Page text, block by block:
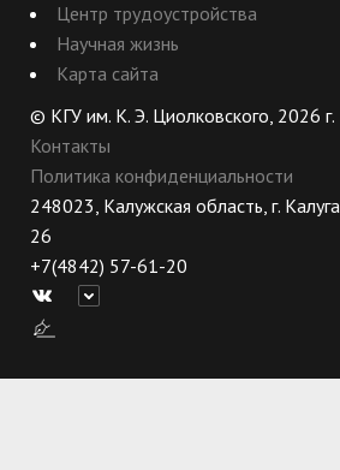
Центр трудоустройства
Научная жизнь
Карта сайта
© КГУ им. К. Э. Циолковского, 2026 г.
Контакты
Политика конфиденциальности
248023, Калужская область, г.
26
+7(4842) 57-61-20